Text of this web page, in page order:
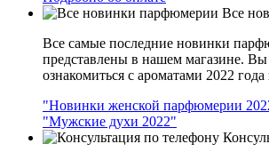
Все
Все самые последние новинки
представлены в нашем магазине.
ознакомиться с ароматами 2022 года
"Новинки женской парфюмерии
"Мужские духи 2022"